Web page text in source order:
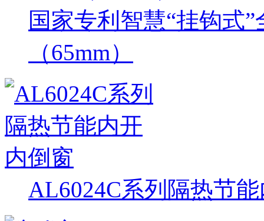
国家专利智慧“挂钩式
（65mm）
AL6024C系列隔热节